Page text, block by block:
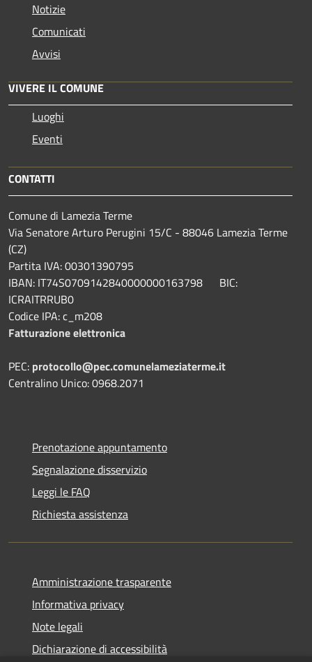
Notizie
Comunicati
Avvisi
VIVERE IL COMUNE
Luoghi
Eventi
CONTATTI
Comune di Lamezia Terme
Via Senatore Arturo Perugini 15/C - 88046 Lamezia Terme
(CZ)
Partita IVA: 00301390795
IBAN: IT74S0709142840000000163798 BIC:
ICRAITRRUB0
Codice IPA: c_m208
Fatturazione elettronica
PEC: protocollo@pec.comunelameziaterme.it
Centralino Unico: 0968.2071
Prenotazione appuntamento
Segnalazione disservizio
Leggi le FAQ
Richiesta assistenza
Amministrazione trasparente
Informativa privacy
Note legali
Dichiarazione di accessibilità